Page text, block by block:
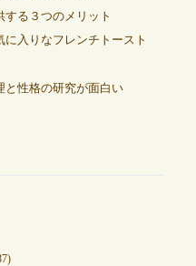
る３つのメリット
に入りなフレンチトースト
と性格の研究が面白い